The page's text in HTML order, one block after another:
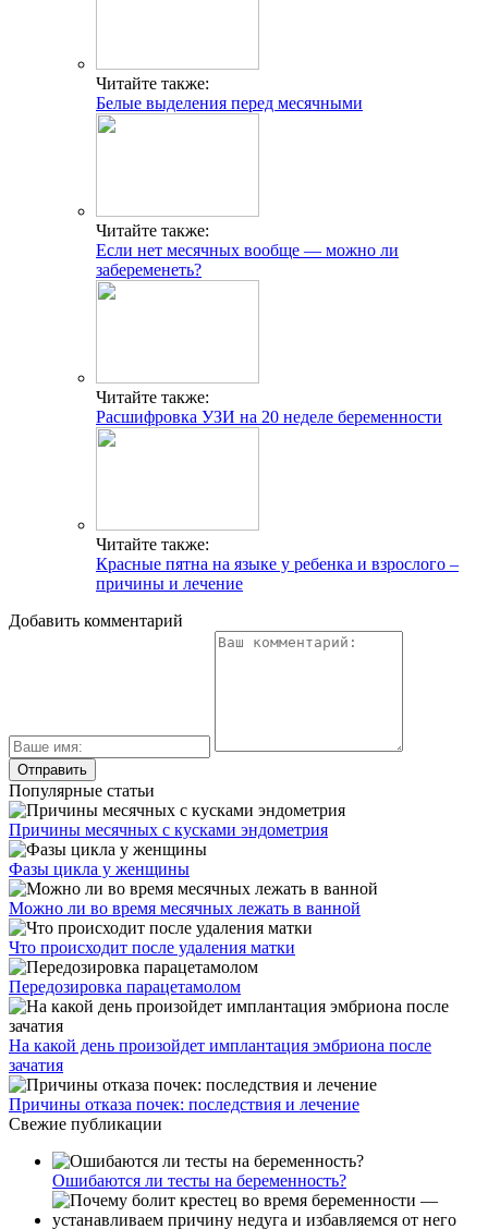
Читайте также:
Белые выделения перед месячными
Читайте также:
Если нет месячных вообще — можно ли
забеременеть?
Читайте также:
Расшифровка УЗИ на 20 неделе беременности
Читайте также:
Красные пятна на языке у ребенка и взрослого –
причины и лечение
Добавить комментарий
Популярные статьи
Причины месячных с кусками эндометрия
Фазы цикла у женщины
Можно ли во время месячных лежать в ванной
Что происходит после удаления матки
Передозировка парацетамолом
На какой день произойдет имплантация эмбриона после
зачатия
Причины отказа почек: последствия и лечение
Свежие публикации
Ошибаются ли тесты на беременность?